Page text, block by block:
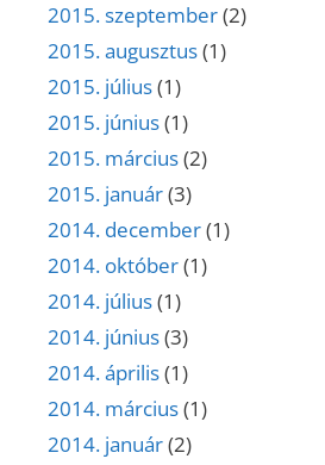
2015. szeptember(2)
2015. augusztus(1)
2015. július(1)
2015. június(1)
2015. március(2)
2015. január(3)
2014. december(1)
2014. október(1)
2014. július(1)
2014. június(3)
2014. április(1)
2014. március(1)
2014. január(2)